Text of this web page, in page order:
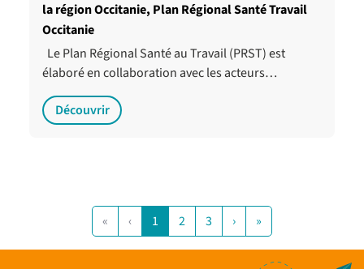
la région Occitanie, Plan Régional Santé Travail
Occitanie
Le Plan Régional Santé au Travail (PRST) est
élaboré en collaboration avec les acteurs…
Découvrir
« ‹ 1 2 3 › »